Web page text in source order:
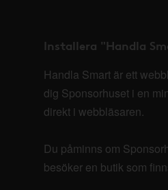
Installera "Handla
Handla Smart är ett
dig Sponsorhuset i en
direkt i webbläsaren.
Du påminns om
besöker en butik som